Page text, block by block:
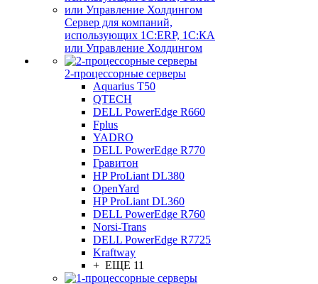
Сервер для компаний,
использующих 1C:ERP, 1С:КА
или Управление Холдингом
2-процессорные серверы
Aquarius T50
QTECH
DELL PowerEdge R660
Fplus
YADRO
DELL PowerEdge R770
Гравитон
HP ProLiant DL380
OpenYard
HP ProLiant DL360
DELL PowerEdge R760
Norsi-Trans
DELL PowerEdge R7725
Kraftway
+ ЕЩЕ 11